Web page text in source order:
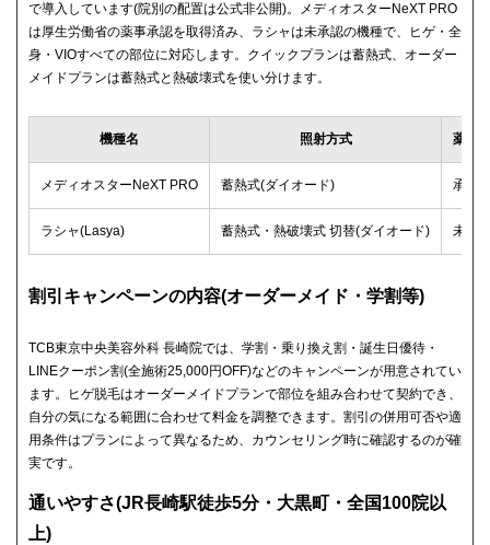
で導入しています(院別の配置は公式非公開)。メディオスターNeXT PRO
は厚生労働省の薬事承認を取得済み、ラシャは未承認の機種で、ヒゲ・全
身・VIOすべての部位に対応します。クイックプランは蓄熱式、オーダー
メイドプランは蓄熱式と熱破壊式を使い分けます。
機種名 照射方式 薬事
メディオスターNeXT PRO 蓄熱式(ダイオード) 承認
ラシャ(Lasya) 蓄熱式・熱破壊式 切替(ダイオード) 未承
割引キャンペーンの内容(オーダーメイド・学割等)
TCB東京中央美容外科 長崎院では、学割・乗り換え割・誕生日優待・
LINEクーポン割(全施術25,000円OFF)などのキャンペーンが用意されてい
ます。ヒゲ脱毛はオーダーメイドプランで部位を組み合わせて契約でき、
自分の気になる範囲に合わせて料金を調整できます。割引の併用可否や適
用条件はプランによって異なるため、カウンセリング時に確認するのが確
実です。
通いやすさ(JR長崎駅徒歩5分・大黒町・全国100院以
上)